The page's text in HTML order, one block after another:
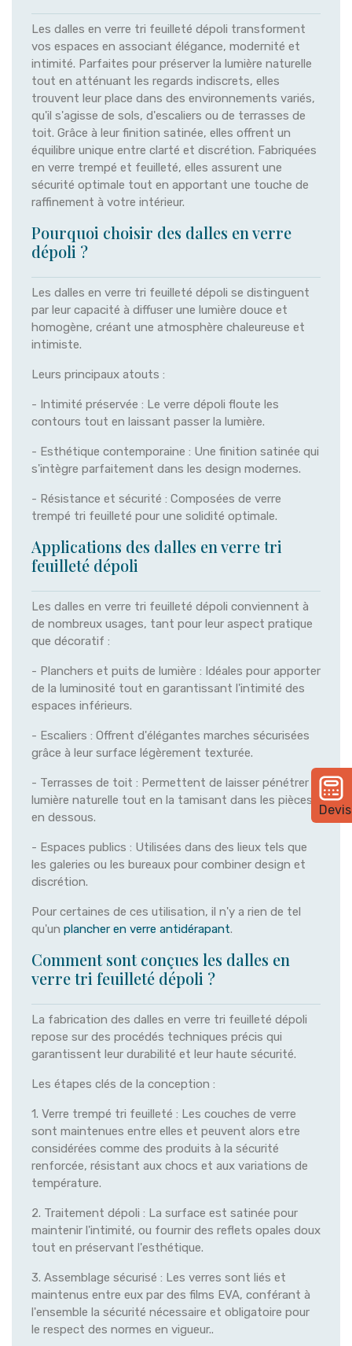
Devis
Les dalles en verre tri feuilleté dépoli transforment
vos espaces en associant élégance, modernité et
intimité. Parfaites pour préserver la lumière naturelle
tout en atténuant les regards indiscrets, elles
trouvent leur place dans des environnements variés,
qu'il s'agisse de sols, d'escaliers ou de terrasses de
toit. Grâce à leur finition satinée, elles offrent un
équilibre unique entre clarté et discrétion. Fabriquées
en verre trempé et feuilleté, elles assurent une
sécurité optimale tout en apportant une touche de
raffinement à votre intérieur.
Pourquoi choisir des dalles en verre
dépoli ?
Les dalles en verre tri feuilleté dépoli se distinguent
par leur capacité à diffuser une lumière douce et
homogène, créant une atmosphère chaleureuse et
intimiste.
Leurs principaux atouts :
- Intimité préservée : Le verre dépoli floute les
contours tout en laissant passer la lumière.
- Esthétique contemporaine : Une finition satinée qui
s'intègre parfaitement dans les design modernes.
- Résistance et sécurité : Composées de verre
trempé tri feuilleté pour une solidité optimale.
Applications des dalles en verre tri
feuilleté dépoli
Les dalles en verre tri feuilleté dépoli conviennent à
de nombreux usages, tant pour leur aspect pratique
que décoratif :
- Planchers et puits de lumière : Idéales pour apporter
de la luminosité tout en garantissant l'intimité des
espaces inférieurs.
- Escaliers : Offrent d'élégantes marches sécurisées
grâce à leur surface légèrement texturée.
- Terrasses de toit : Permettent de laisser pénétrer la
lumière naturelle tout en la tamisant dans les pièces
en dessous.
- Espaces publics : Utilisées dans des lieux tels que
les galeries ou les bureaux pour combiner design et
discrétion.
Pour certaines de ces utilisation, il n'y a rien de tel
qu'un plancher en verre antidérapant.
Comment sont conçues les dalles en
verre tri feuilleté dépoli ?
La fabrication des dalles en verre tri feuilleté dépoli
repose sur des procédés techniques précis qui
garantissent leur durabilité et leur haute sécurité.
Les étapes clés de la conception :
1. Verre trempé tri feuilleté : Les couches de verre
sont maintenues entre elles et peuvent alors etre
considérées comme des produits à la sécurité
renforcée, résistant aux chocs et aux variations de
température.
2. Traitement dépoli : La surface est satinée pour
maintenir l'intimité, ou fournir des reflets opales doux
tout en préservant l'esthétique.
3. Assemblage sécurisé : Les verres sont liés et
maintenus entre eux par des films EVA, conférant à
l'ensemble la sécurité nécessaire et obligatoire pour
le respect des normes en vigueur..